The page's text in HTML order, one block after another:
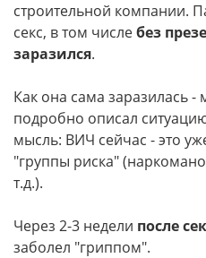
строительной компании.
секс, в том числебез
заразился.
Как она сама заразилась -
подробно описал
мысль: ВИЧ сейчас - это
"группы риска"
т.д.).
Через 2-3 недели после
заболел "гриппом".